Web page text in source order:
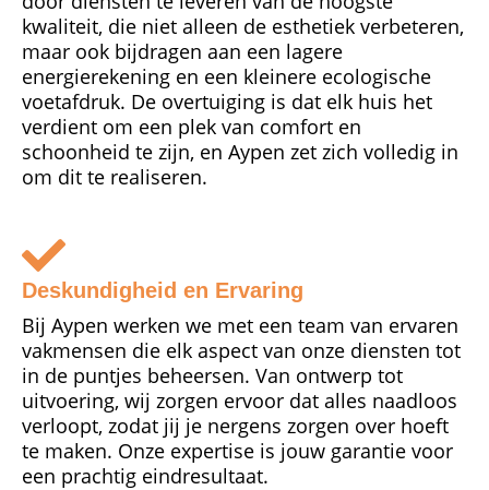
kwaliteit, die niet alleen de esthetiek verbeteren,
maar ook bijdragen aan een lagere
energierekening en een kleinere ecologische
voetafdruk. De overtuiging is dat elk huis het
verdient om een plek van comfort en
schoonheid te zijn, en Aypen zet zich volledig in
om dit te realiseren.
Deskundigheid en Ervaring
Bij Aypen werken we met een team van ervaren
vakmensen die elk aspect van onze diensten tot
in de puntjes beheersen. Van ontwerp tot
uitvoering, wij zorgen ervoor dat alles naadloos
verloopt, zodat jij je nergens zorgen over hoeft
te maken. Onze expertise is jouw garantie voor
een prachtig eindresultaat.